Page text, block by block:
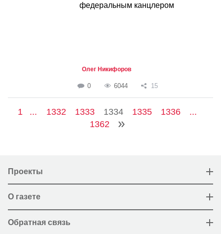
федеральным канцлером
Олег Никифоров
0 6044 15
1 ... 1332 1333 1334 1335 1336
...
1362
Проекты
О газете
Обратная связь